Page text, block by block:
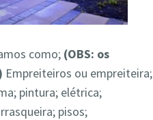
como; (OBS: os
Empreiteiros ou empreiteira;
pintura; elétrica;
pisos;